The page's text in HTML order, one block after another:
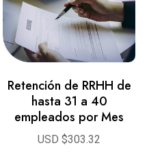
Retención de RRHH de
hasta 31 a 40
empleados por Mes
USD $303.32